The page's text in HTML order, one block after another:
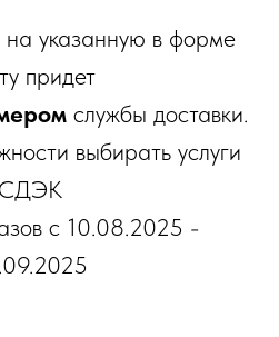
указанную в форме
придет
службы доставки.
выбирать услуги
СДЭК
с 10.08.2025 -